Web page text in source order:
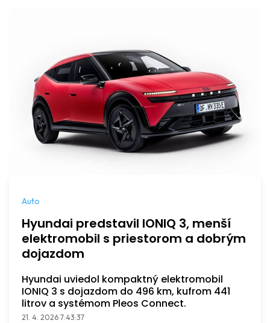
Auto
Hyundai predstavil IONIQ 3, menší
elektromobil s priestorom a dobrým
dojazdom
Hyundai uviedol kompaktný elektromobil
IONIQ 3 s dojazdom do 496 km, kufrom 441
litrov a systémom Pleos Connect.
21. 4. 2026 7:43:37